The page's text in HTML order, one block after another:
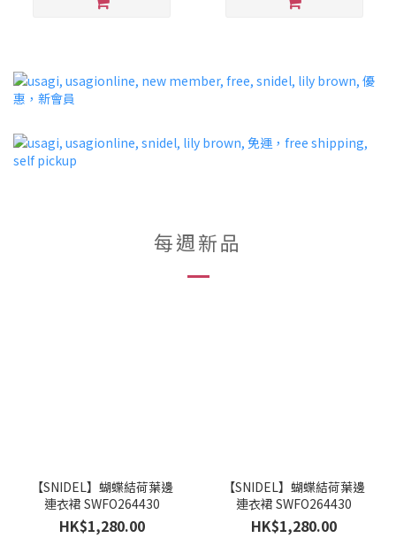
每週新品
【SNIDEL】蝴蝶結荷葉邊
連衣裙 SWFO264430
HK$1,280.00
【SNIDEL】蝴蝶結荷葉邊
連衣裙 SWFO264430
HK$1,280.00